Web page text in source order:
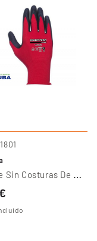
G
Uante Sin Costuras De Nylon